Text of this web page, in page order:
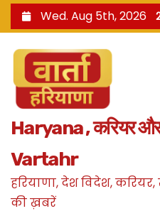
k
Wed. Aug 5th, 2026
Haryana , करियर
Vartahr
हरियाणा, देश विदेश,
की ख़बरें